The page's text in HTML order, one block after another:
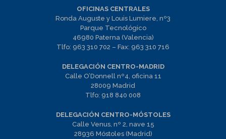
OFICINAS CENTRALES
Ronda Auguste y Louis Lumiere, nº3
Parque Tecnológico
46980 Paterna (Valencia)
Tlfo: 963 310 702 – Fax: 963 310 716
DELEGACIÓN CENTRO-MADRID
Calle O’Donnell nº4, oficina 11
28009 Madrid
Tlfo: 918 840 008
DELEGACIÓN CENTRO-MÓSTOLES
Calle Venus, nº 2, nave 15
28936 Móstoles (Madrid)